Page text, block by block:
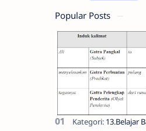
Popular Posts